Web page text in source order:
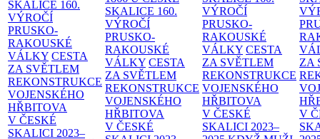
SKALICE 160.
VÝROČÍ
PRUSKO-
RAKOUSKÉ
VÁLKY CESTA
ZA SVĚTLEM
REKONSTRUKCE
VOJENSKÉHO
HŘBITOVA
V ČESKÉ
SKALICI 2023–
SKALICE 160.
VÝROČÍ
PRUSKO-
RAKOUSKÉ
VÁLKY CESTA
ZA SVĚTLEM
REKONSTRUKCE
VOJENSKÉHO
HŘBITOVA
V ČESKÉ
VÝROČÍ
PRUSKO-
RAKOUSKÉ
VÁLKY CESTA
ZA SVĚTLEM
REKONSTRUKCE
VOJENSKÉHO
HŘBITOVA
V ČESKÉ
SKALICI 2023–
ZA
V